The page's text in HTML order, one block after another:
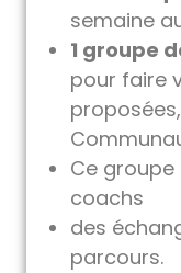
semaine
1 groupe
pour faire
Ce
coachs
des
parcours.